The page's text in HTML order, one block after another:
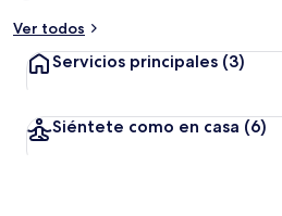
Ver todos
Servicios principales (3)
Siéntete como en casa (6)